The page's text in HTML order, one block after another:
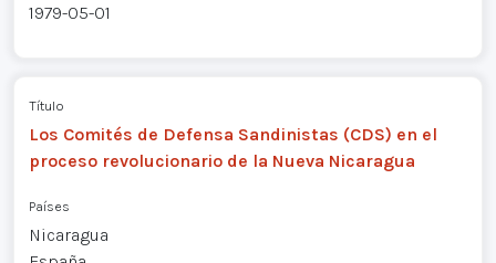
1979-05-01
Título
Los Comités de Defensa Sandinistas (CDS) en el
proceso revolucionario de la Nueva Nicaragua
Países
Nicaragua